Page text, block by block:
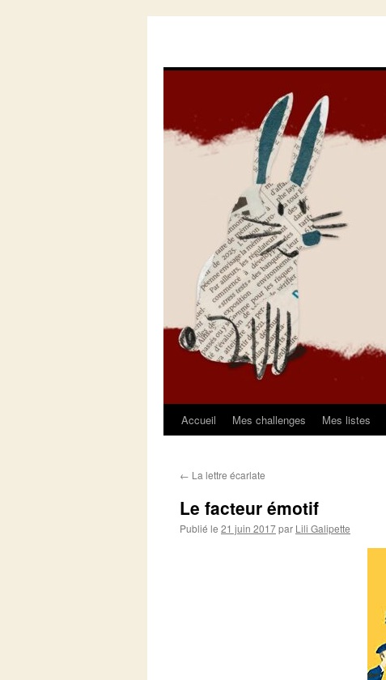
Aller
contenu
Accueil Mes challenges Mes listes
← La lettre écarlate
Le facteur émotif
Publié le 21 juin 2017par Lili Galipette